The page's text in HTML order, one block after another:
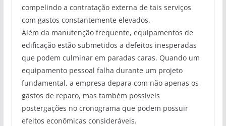
compelindo a contratação externa de tais serviços
com gastos constantemente elevados.
Além da manutenção frequente, equipamentos de
edificação estão submetidos a defeitos inesperadas
que podem culminar em paradas caras. Quando um
equipamento pessoal falha durante um projeto
fundamental, a empresa depara com não apenas os
gastos de reparo, mas também possíveis
postergações no cronograma que podem possuir
efeitos econômicas consideráveis.